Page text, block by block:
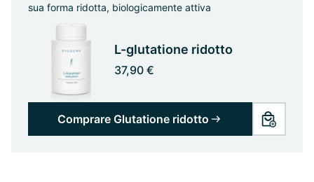
sua forma ridotta, biologicamente attiva
L-glutatione ridotto
37,90 €
Comprare Glutatione ridotto